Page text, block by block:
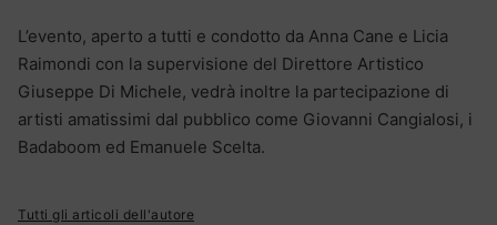
L’evento, aperto a tutti e condotto da Anna Cane e Licia
Raimondi con la supervisione del Direttore Artistico
Giuseppe Di Michele, vedrà inoltre la partecipazione di
artisti amatissimi dal pubblico come Giovanni Cangialosi, i
Badaboom ed Emanuele Scelta.
Tutti gli articoli dell'autore